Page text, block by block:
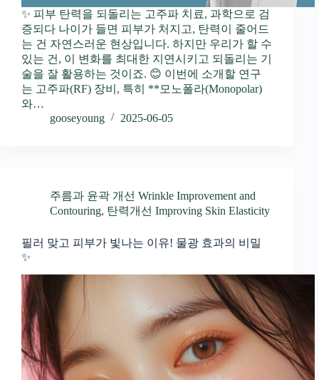
✨ 피부 탄력을 되돌리는 고주파 치료, 과학으로 검
증되다 나이가 들면 피부가 처지고, 탄력이 줄어드
는 건 자연스러운 현상입니다. 하지만 우리가 할 수
있는 건, 이 변화를 최대한 지연시키고 되돌리는 기
술을 잘 활용하는 것이죠. 😊 이번에 소개할 연구
는 고주파(RF) 장비, 특히 **모노폴라(Monopolar)
와…
gooseyoung
2025-06-05
주름과 윤곽 개선 Wrinkle Improvement and
Contouring, 탄력개선 Improving Skin Elasticity
필러 맞고 피부가 빛나는 이유! 물광 효과의 비밀
✨